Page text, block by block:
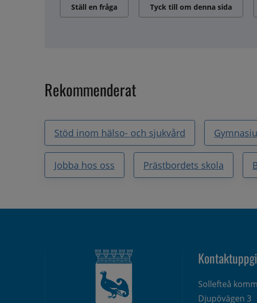
Ställ en fråga Tyck till om denna sida
Rekommenderat
Stöd inom hälso- och sjukvård
Jobba hos oss Prästbordets skola
Sollefteå
Djupövägen 3